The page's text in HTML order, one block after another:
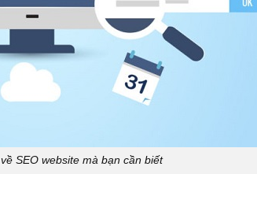
SEO website mà bạn cần biết